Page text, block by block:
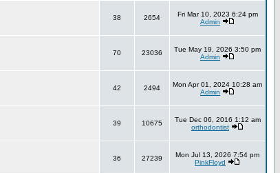
38 2654
Fri Mar 10, 2023 6:24 pm
Admin
70 23036
Tue May 19, 2026 3:50 pm
Admin
42 2494
Mon Apr 01, 2024 10:28 am
Admin
39 10675
Tue Dec 06, 2016 1:12 am
orthodontist
36 27239
Mon Jul 13, 2026 7:54 pm
PinkFloyd